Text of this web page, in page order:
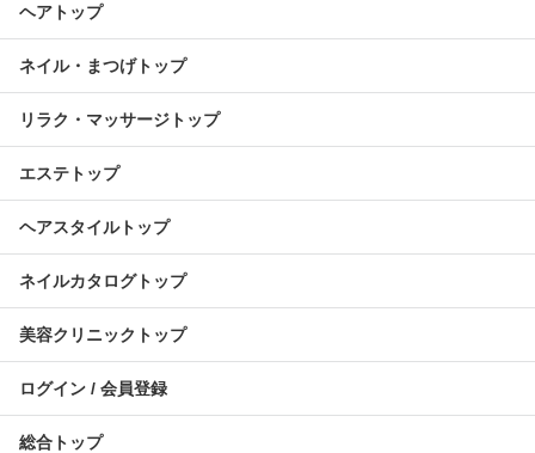
ヘアトップ
ネイル・まつげトップ
リラク・マッサージトップ
エステトップ
ヘアスタイルトップ
ネイルカタログトップ
美容クリニックトップ
ログイン / 会員登録
総合トップ